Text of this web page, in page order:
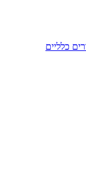
כלליים